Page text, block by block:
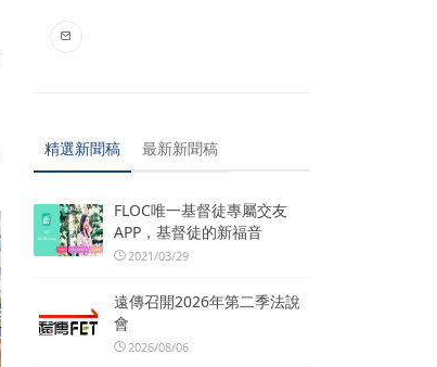
精選新聞稿 最新新聞稿
FLOC唯一基督徒專屬交友
APP，基督徒的新福音
2021/03/29
遠傳召開2026年第二季法說
會
2026/08/06